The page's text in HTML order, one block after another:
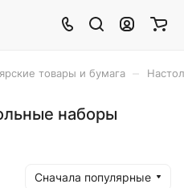
товары и бумага
наборы
Сначала популярные